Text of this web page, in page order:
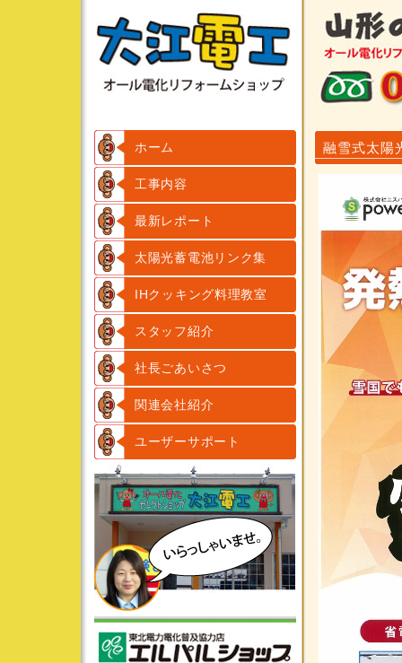
ホーム
工事内容
最新レポート
太陽光蓄電池リンク集
IHクッキング料理教室
スタッフ紹介
社長ごあいさつ
関連会社紹介
ユーザーサポート
融雪式太陽